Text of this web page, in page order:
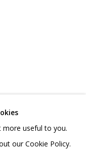
more useful to you.
our Cookie Policy.
2 )
of thumbnail 3 )